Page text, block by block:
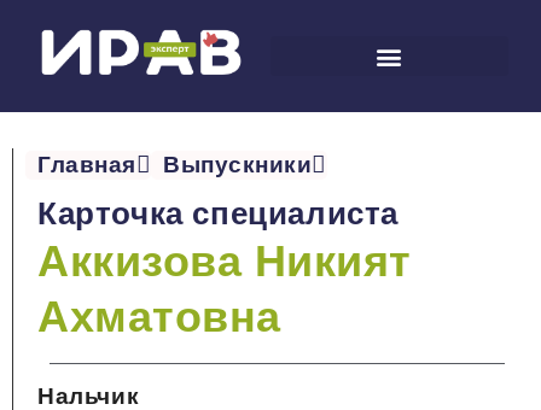
Главная Выпускники
Карточка специалиста
Аккизова Никият
Ахматовна
Нальчик